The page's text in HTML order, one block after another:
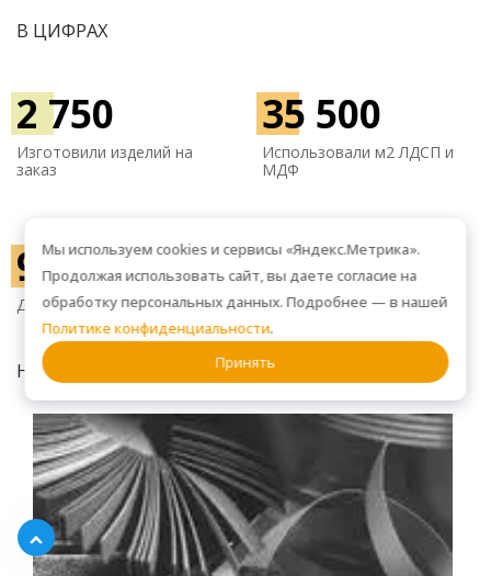
В ЦИФРАХ
2 750
Изготовили изделий на
заказ
35 500
Использовали м2 ЛДСП и
МДФ
945
Довольных клиентов
1 500
м2производства
НАГРАДЫ
Мы используем cookies и сервисы «Яндекс.Метрика».
Продолжая использовать сайт, вы даете согласие на
обработку персональных данных. Подробнее — в нашей
Политике конфиденциальности.
Принять